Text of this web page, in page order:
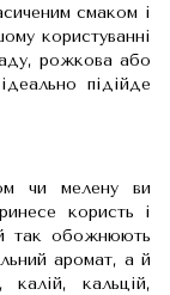
смаком і
користуванні
рожкова або
підійде
чи мелену ви
користь і
так обожнюють
аромат, а й
кальцій,